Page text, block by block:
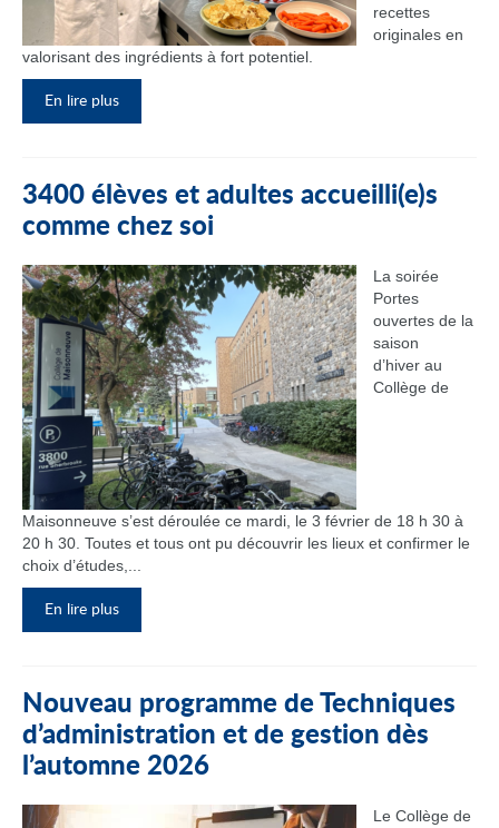
recettes
originales en
valorisant des ingrédients à fort potentiel.
En lire plus
3400 élèves et adultes accueilli(e)s
comme chez soi
La soirée
Portes
ouvertes de la
saison
d’hiver au
Collège de
Maisonneuve s’est déroulée ce mardi, le 3 février de 18 h 30 à
20 h 30. Toutes et tous ont pu découvrir les lieux et confirmer le
choix d’études,...
En lire plus
Nouveau programme de Techniques
d’administration et de gestion dès
l’automne 2026
Le Collège de